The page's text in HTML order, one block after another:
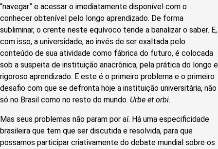
“navegar” e acessar o imediatamente disponível com o
conhecer obtenível pelo longo aprendizado. De forma
subliminar, o crente neste equívoco tende a banalizar o saber. E,
com isso, a universidade, ao invés de ser exaltada pelo
conteúdo de sua atividade como fábrica do futuro, é colocada
sob a suspeita de instituição anacrônica, pela prática do longo e
rigoroso aprendizado. E este é o primeiro problema e o primeiro
desafio com que se defronta hoje a instituição universitária, não
só no Brasil como no resto do mundo. Urbe et orbi.
Mas seus problemas não param por aí. Há uma especificidade
brasileira que tem que ser discutida e resolvida, para que
possamos participar criativamente do debate mundial sobre os